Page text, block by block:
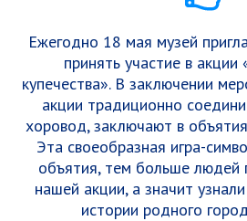
Ежегодно 18 мая музей
принять участие в
купечества». В заключении
акции традиционно
хоровод, заключают в
Эта своеобразная игра-
объятия, тем больше людей
нашей акции, а значит
истории родного